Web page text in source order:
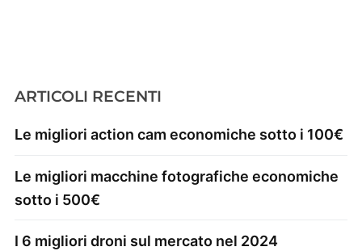
ARTICOLI RECENTI
Le migliori action cam economiche sotto i 100€
Le migliori macchine fotografiche economiche
sotto i 500€
I 6 migliori droni sul mercato nel 2024